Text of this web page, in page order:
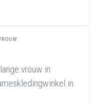
vrouw in
in